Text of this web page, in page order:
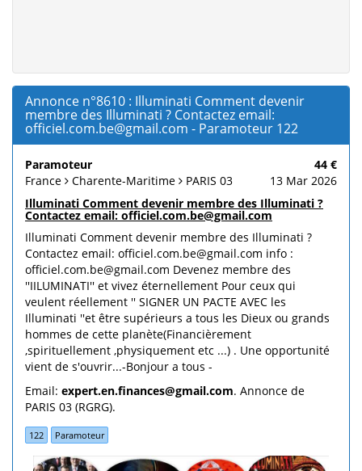
Annonce n°8610 : Illuminati Comment devenir
membre des Illuminati ? Contactez email:
officiel.com.be@gmail.com - Paramoteur 122
Paramoteur
44 €
France
Charente-Maritime PARIS 03
13 Mar 2026
Illuminati Comment devenir membre des Illuminati ?
Contactez email: officiel.com.be@gmail.com
Illuminati Comment devenir membre des Illuminati ?
Contactez email: officiel.com.be@gmail.com info :
officiel.com.be@gmail.com Devenez membre des
''IILUMINATI'' et vivez éternellement Pour ceux qui
veulent réellement '' SIGNER UN PACTE AVEC les
Illuminati ''et être supérieurs a tous les Dieux ou grands
hommes de cette planète(Financièrement
,spirituellement ,physiquement etc ...) . Une opportunité
vient de s'ouvrir...-Bonjour a tous -
Email: expert.en.finances@gmail.com. Annonce de
PARIS 03 (RGRG).
122 Paramoteur